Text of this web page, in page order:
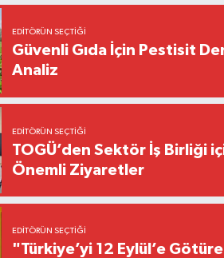
EDITÖRÜN SEÇTIĞI
Güvenli Gıda İçin Pestisit
Analiz
EDITÖRÜN SEÇTIĞI
TOGÜ’den Sektör İş Birliği
Önemli Ziyaretler
EDITÖRÜN SEÇTIĞI
"Türkiye’yi 12 Eylül’e